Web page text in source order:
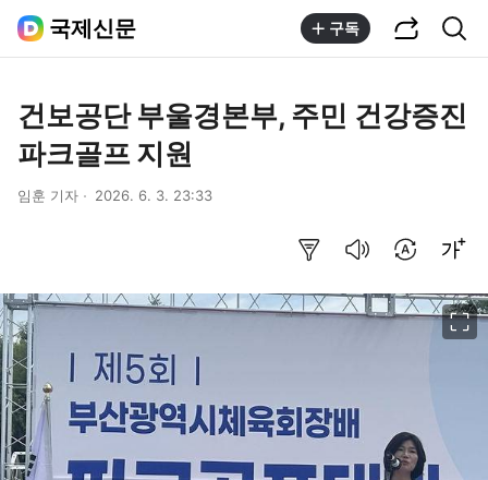
국제신문 구독
건보공단 부울경본부, 주민 건강증진
파크골프 지원
임훈 기자 2026. 6. 3. 23:33